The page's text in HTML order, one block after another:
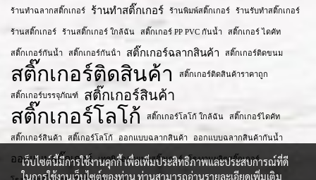
ร้านทำฉลากสติ๊กเกอร์ ร้านทำสติ๊กเกอร์ ร้านพิมพ์สติ๊กเกอร์ ร้านรับทำสติ๊กเกอร์
ร้านสติ๊กเกอร์ ร้านสติ๊กเกอร์ ใกล้ฉัน สติ๊กเกอร์ PP PVC กันน้ำ สติ๊กเกอร์ ไดคัท
สติ๊กเกอร์กันน้ำ สติ๊กเกอร์กันน้ํา สติ๊กเกอร์ฉลากสินค้า สติ๊กเกอร์ติดขนม
สติ๊กเกอร์ติดสินค้า สติ๊กเกอร์ติดสินค้าราคาถูก
สติ๊กเกอร์บรรจุภัณฑ์ สติ๊กเกอร์สินค้า
สติ๊กเกอร์โลโก้ สติ๊กเกอร์โลโก้ ใกล้ฉัน สติ๊กเกอร์ไดคัท
สติ๊กเกอร​์สินค้า สติ๊เกอร์โลโก้ ออกแบบฉลากสินค้า ออกแบบฉลากสินค้ากันน้ำ
ออกแบบสติ๊กเกอร์ เทคนิคออกแบบสติ๊กเกอร์ โรงงานผลิตสติ๊กเกอร์
เว็บไซต์นี้มีการใช้งานคุกกี้ เพื่อเพิ่มประสิทธิภาพและประสบการณ์ที่ดี
ในการใช้งานเว็บไซต์ของท่าน ท่านสามารถอ่านรายละเอียดเพิ่มเติม